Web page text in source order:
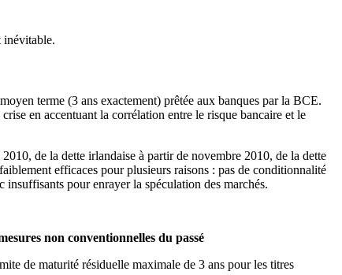
inévitable.
terme (3 ans exactement) prêtée aux banques par la BCE.
en accentuant la corrélation entre le risque bancaire et le
de la dette irlandaise à partir de novembre 2010, de la dette
efficaces pour plusieurs raisons : pas de conditionnalité
insuffisants pour enrayer la spéculation des marchés.
non conventionnelles du passé
de maturité résiduelle maximale de 3 ans pour les titres